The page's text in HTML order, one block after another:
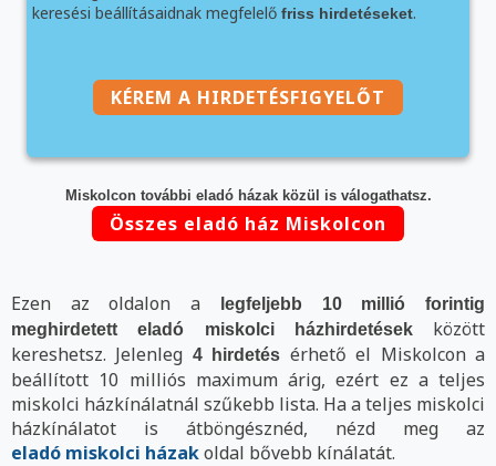
keresési beállításaidnak megfelelő friss hirdetéseket.
KÉREM A HIRDETÉSFIGYELŐT
Miskolcon további eladó házak közül is válogathatsz.
Összes eladó ház Miskolcon
Ezen az oldalon a
legfeljebb 10 millió forintig
meghirdetett eladó miskolci házhirdetésekközött
kereshetsz. Jelenleg 4 hirdetés érhető el Miskolcon a
beállított 10 milliós maximum árig, ezért ez a teljes
miskolci házkínálatnál szűkebb lista. Ha a teljes miskolci
házkínálatot is átböngésznéd, nézd meg az
eladó miskolci házakoldal bővebb kínálatát.